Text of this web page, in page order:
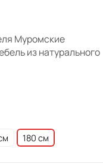
Муромские
из натурального
180 см